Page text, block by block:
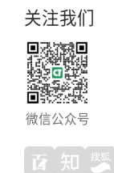
关注我们
微信公众号